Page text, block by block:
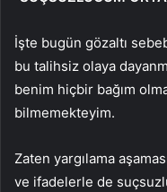
İşte bugün gözaltı
bu talihsiz olaya
benim hiçbir bağım
bilmemekteyim.
Zaten yargılama
ve ifadelerle de